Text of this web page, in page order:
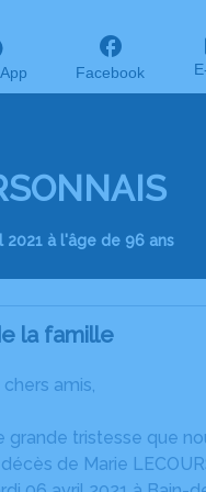
Facebook
à l'âge de 96 ans
la famille
amis,
grande tristesse que
de Marie